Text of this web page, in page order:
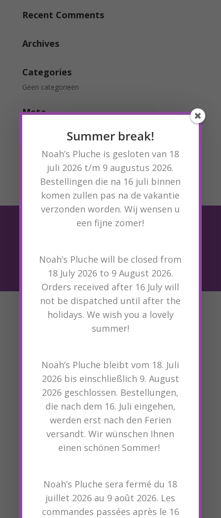
Recent Comments
Archives
Categories
Geen categorieën
Meta
Vermeldingen feed
Reacties feed
WordPress.org

EMAIL
info@noahspluche.com
CONTACT
info@noahspluche.com
Maak een account
Summer break!
Noah’s Pluche is gesloten van 18
juli 2026 t/m 9 augustus 2026.
Bestellingen die na 16 juli binnen
komen zullen pas na de vakantie
verzonden worden. Wij wensen u
een fijne zomer!
Noah’s Pluche will be closed from
18 July 2026 to 9 August 2026.
Orders received after 16 July will
not be dispatched until after the
holidays. We wish you a lovely
summer!
Noah’s Pluche bleibt vom 18. Juli
2026 bis einschließlich 9. August
2026 geschlossen. Bestellungen,
die nach dem 16. Juli eingehen,
werden erst nach den Ferien
versandt. Wir wünschen Ihnen
einen schönen Sommer!
Noah’s Pluche sera fermé du 18
juillet 2026 au 9 août 2026. Les
commandes passées après le 16